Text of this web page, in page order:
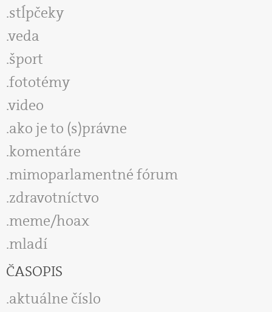
stĺpčeky
veda
šport
fototémy
video
ako je to (s)právne
komentáre
mimoparlamentné fórum
zdravotníctvo
meme/hoax
mladí
ČASOPIS
aktuálne číslo